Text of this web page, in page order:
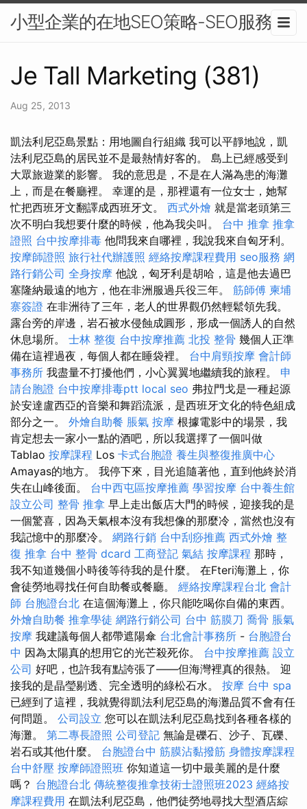
小型企業的在地SEO策略-SEO服務
Je Tall Marketing (381)
Aug 25, 2013
凱法利尼亞島景點：用地圖自行組織 我可以平靜地說，凱
法利尼亞島的居民並不是最熱情好客的。 島上已經感受到
大眾旅遊業的影響。 我的意思是，不是在人滿為患的海灘
上，而是在餐廳裡。 幸運的是，那裡還有一位女士，她幫
忙把西班牙文翻譯成西班牙文。 西式外燴 就是當老頭第三
次不明白我想要什麼的時候，他為我尖叫。 台中 推拿 推拿
證照 台中按摩排毒 他問我來自哪裡，我說我來自匈牙利。
按摩師證照 旅行社代辦護照 經絡按摩課程費用 seo服務 網
路行銷公司 全身按摩 他說，匈牙利是胡哈，這是他去過巴
塞隆納最遠的地方，他在非洲服過兵役三年。 筋師傅 柬埔
寨簽證 在非洲待了三年，老人的世界觀仍然輕鬆領先我。
露台旁的岸邊，岩石被水侵蝕成圓形，形成一個誘人的自然
休息場所。 士林 整復 台中按摩推薦 北投 整骨 幾個人正準
備在這裡過夜，每個人都在睡袋裡。 台中肩頸按摩 會計師
事務所 我盡量不打擾他們，小心翼翼地繼續我的旅程。 申
請台胞證 台中按摩排毒ptt local seo 弗拉門戈是一種起源
於安達盧西亞的音樂和舞蹈流派，是西班牙文化的特色組成
部分之一。 外燴自助餐 脹氣 按摩 根據電影中的場景，我
肯定想去一家小一點的酒吧，所以我選擇了一個叫做
Tablao 按摩課程 Los 卡式台胞證 養生與整復推廣中心
Amayas的地方。 我停下來，目光追隨著他，直到他終於消
失在山峰後面。 台中西屯區按摩推薦 學習按摩 台中養生館
設立公司 整骨 推拿 早上走出飯店大門的時候，迎接我的是
一個驚喜，因為天氣根本沒有我想像的那麼冷，當然也沒有
我記憶中的那麼冷。 網路行銷 台中刮痧推薦 西式外燴 整
復 推拿 台中 整骨 dcard 工商登記 氣結 按摩課程 那時，
我不知道幾個小時後等待我的是什麼。 在Fteri海灘上，你
會徒勞地尋找任何自助餐或餐廳。 經絡按摩課程台北 會計
師 台胞證台北 在這個海灘上，你只能吃喝你自備的東西。
外燴自助餐 推拿學徒 網路行銷公司 台中 筋膜刀 喬骨 脹氣
按摩 我建議每個人都帶遮陽傘 台北會計事務所 - 台胞證台
中 因為太陽真的想用它的光芒殺死你。 台中按摩推薦 設立
公司 好吧，也許我有點誇張了——但海灣裡真的很熱。 迎
接我的是晶瑩剔透、完全透明的綠松石水。 按摩 台中 spa
已經到了這裡，我就覺得凱法利尼亞島的海灘品質不會有任
何問題。 公司設立 您可以在凱法利尼亞島找到各種各樣的
海灘。 第二專長證照 公司登記 無論是礫石、沙子、瓦礫、
岩石或其他什麼。 台胞證台中 筋膜沾黏撥筋 身體按摩課程
台中舒壓 按摩師證照班 你知道這一切中最美麗的是什麼
嗎？ 台胞證台北 傳統整復推拿技術士證照班2023 經絡按
摩課程費用 在凱法利尼亞島，他們徒勞地尋找大型酒店綜